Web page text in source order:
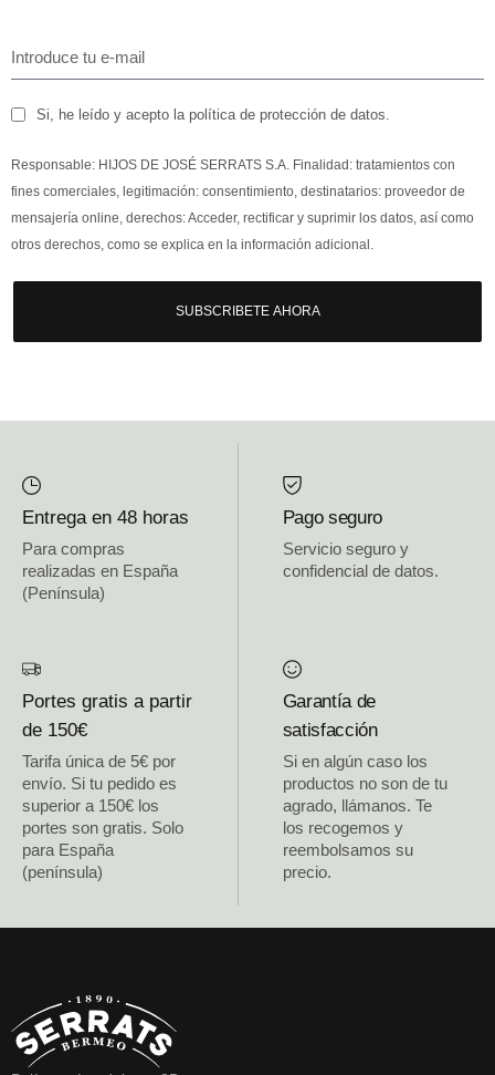
Si, he leído y acepto la política de protección de datos.
Responsable: HIJOS DE JOSÉ SERRATS S.A. Finalidad: tratamientos con
fines comerciales, legitimación: consentimiento, destinatarios: proveedor de
mensajería online, derechos: Acceder, rectificar y suprimir los datos, así como
otros derechos, como se explica en la información adicional.
SUBSCRIBETE AHORA
Entrega en 48 horas
Para compras
realizadas en España
(Península)
Pago seguro
Servicio seguro y
confidencial de datos.
Portes gratis a partir
de 150€
Tarifa única de 5€ por
envío. Si tu pedido es
superior a 150€ los
portes son gratis. Solo
para España
(península)
Garantía de
satisfacción
Si en algún caso los
productos no son de tu
agrado, llámanos. Te
los recogemos y
reembolsamos su
precio.